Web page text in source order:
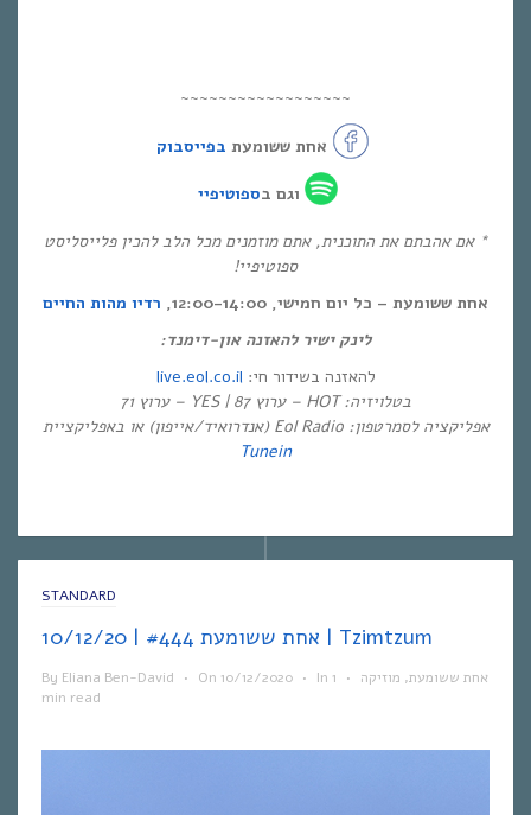
~~~~~~~~~~~~~~~~~~
אחת ששומעת בפייסבוק
וגם בספוטיפיי
* אם אהבתם את התוכנית, אתם מוזמנים מכל הלב להכין פלייסליסט
ספוטיפיי!
אחת ששומעת – כל יום חמישי, 12:00-14:00,
רדיו מהות החיים
לינק ישיר להאזנה און-דימנד:
להאזנה בשידור חי: live.eol.co.il
בטלויזיה: HOT – ערוץ 87 | YES – ערוץ 71
אפליקציה לסמרטפון: Eol Radio (אנדרואיד/אייפון) או באפליקציית
Tunein
STANDARD
אחת ששומעת #444 | 10/12/20 | Tzimtzum
By Eliana Ben-David • On 10/12/2020 • In אחת ששומעת, מוזיקה •
1
min read